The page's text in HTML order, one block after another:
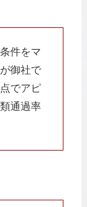
件をマ
御社で
でアピ
通過率